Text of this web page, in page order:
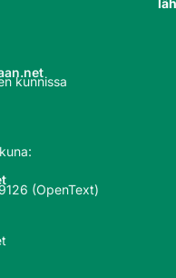
kunnissa
:
(OpenText)